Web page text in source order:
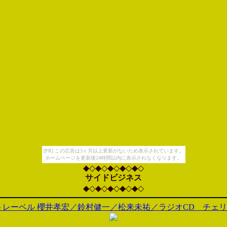
[PR] この広告は3ヶ月以上更新がないため表示されています。
ホームページを更新後24時間以内に表示されなくなります。
◆◇◆◇◆◇◆◇◆◇
サイドビジネス
◆◇◆◇◆◇◆◇◆◇
レーベル 櫻井孝宏／鈴村健一／松来未祐／ラジオCD チェ